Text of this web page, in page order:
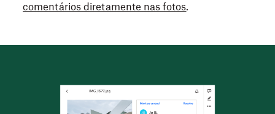
comentários diretamente nas fotos.